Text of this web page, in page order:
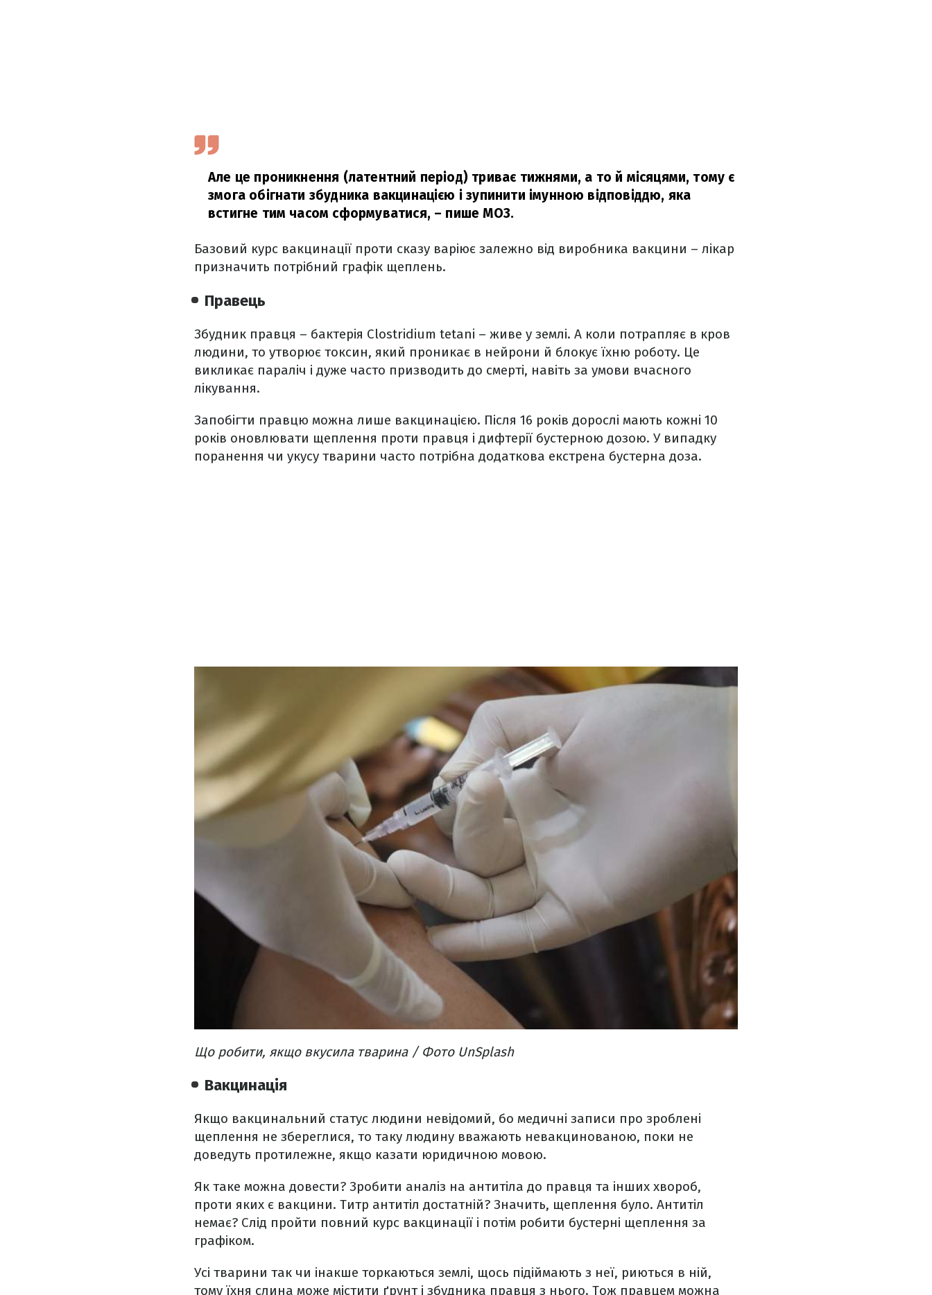
Але це проникнення (латентний період) триває тижнями, а то й місяцями, тому є
змога обігнати збудника вакцинацією і зупинити імунною відповіддю, яка
встигне тим часом сформуватися, – пише МОЗ.
Базовий курс вакцинації проти сказу варіює залежно від виробника вакцини – лікар
призначить потрібний графік щеплень.
Правець
Збудник правця – бактерія Clostridium tetani – живе у землі. А коли потрапляє в кров
людини, то утворює токсин, який проникає в нейрони й блокує їхню роботу. Це
викликає параліч і дуже часто призводить до смерті, навіть за умови вчасного
лікування.
Запобігти правцю можна лише вакцинацією. Після 16 років дорослі мають кожні 10
років оновлювати щеплення проти правця і дифтерії бустерною дозою. У випадку
поранення чи укусу тварини часто потрібна додаткова екстрена бустерна доза.
Що робити, якщо вкусила тварина​ / Фото UnSplash
Вакцинація
Якщо вакцинальний статус людини невідомий, бо медичні записи про зроблені
щеплення не збереглися, то таку людину вважають невакцинованою, поки не
доведуть протилежне, якщо казати юридичною мовою.
Як таке можна довести? Зробити аналіз на антитіла до правця та інших хвороб,
проти яких є вакцини. Титр антитіл достатній? Значить, щеплення було. Антитіл
немає? Слід пройти повний курс вакцинації і потім робити бустерні щеплення за
графіком.
Усі тварини так чи інакше торкаються землі, щось підіймають з неї, риються в ній,
тому їхня слина може містити ґрунт і збудника правця з нього. Тож правцем можна